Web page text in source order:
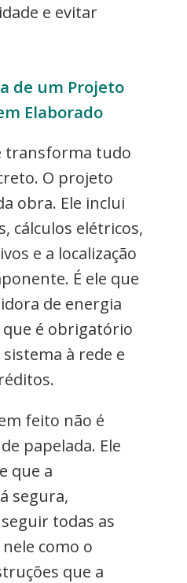
e evitar
de um Projeto
Elaborado
transforma tudo
O projeto
obra. Ele inclui
cálculos elétricos,
e a localização
É ele que
de energia
que é obrigatório
à rede e
feito não é
papelada. Ele
que a
segura,
todas as
como o
que a